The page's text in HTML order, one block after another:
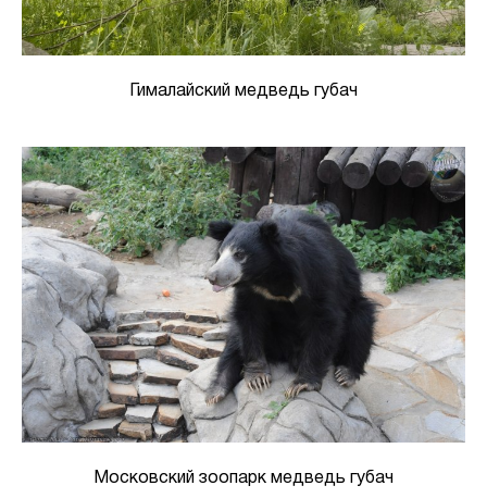
Гималайский медведь губач
Московский зоопарк медведь губач